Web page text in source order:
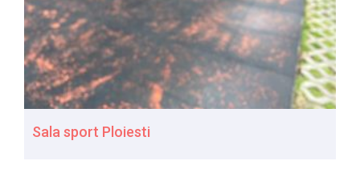
Sala sport Ploiesti